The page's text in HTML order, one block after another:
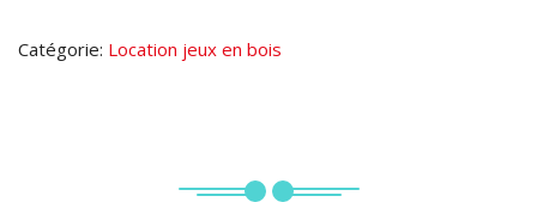
Catégorie: Location jeux en bois